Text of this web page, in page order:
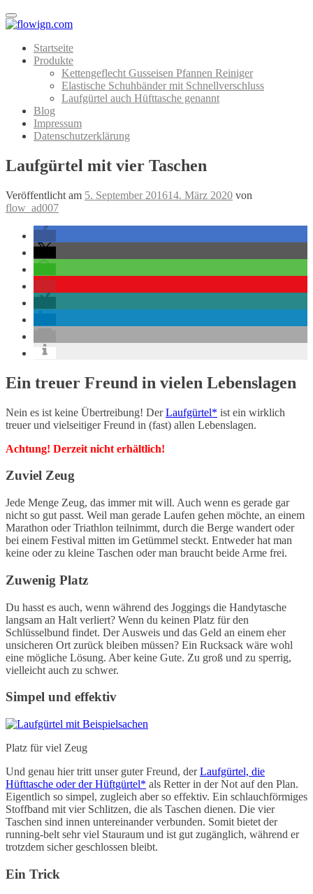
Menu
Startseite
Produkte
Kettengeflecht Gusseisen Pfannen Reiniger
Elastische Schuhbänder mit Schnellverschluss
Laufgürtel auch Hüfttasche genannt
Blog
Impressum
Datenschutzerklärung
Laufgürtel mit vier Taschen
Veröffentlicht am 5. September 201614. März 2020 von
flow_ad007
Ein treuer Freund in vielen Lebenslagen
Nein es ist keine Übertreibung! DerLaufgürtel* ist ein wirklich
treuer und vielseitiger Freund in (fast) allen Lebenslagen.
Achtung! Derzeit nicht erhältlich!
Zuviel Zeug
Jede Menge Zeug, das immer mit will. Auch wenn es gerade gar
nicht so gut passt. Weil man gerade Laufen gehen möchte, an einem
Marathon oder Triathlon teilnimmt, durch die Berge wandert oder
bei einem Festival mitten im Getümmel steckt. Entweder hat man
keine oder zu kleine Taschen oder man braucht beide Arme frei.
Zuwenig Platz
Du hasst es auch, wenn während des Joggings die Handytasche
langsam an Halt verliert? Wenn du keinen Platz für den
Schlüsselbund findet. Der Ausweis und das Geld an einem eher
unsicheren Ort zurück bleiben müssen? Ein Rucksack wäre wohl
eine mögliche Lösung. Aber keine Gute. Zu groß und zu sperrig,
vielleicht auch zu schwer.
Simpel und effektiv
Platz für viel Zeug
Und genau hier tritt unser guter Freund, derLaufgürtel, die
Hüfttasche oder der Hüftgürtel* als Retter in der Not auf den Plan.
Eigentlich so simpel, zugleich aber so effektiv. Ein schlauchförmiges
Stoffband mit vier Schlitzen, die als Taschen dienen. Die vier
Taschen sind innen untereinander verbunden. Somit bietet der
running-belt sehr viel Stauraum und ist gut zugänglich, während er
trotzdem sicher geschlossen bleibt.
Ein Trick